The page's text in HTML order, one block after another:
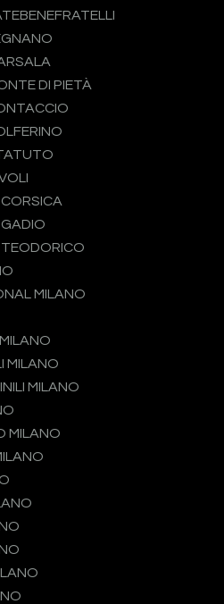
DI PIETÀ
MILANO
MILANO
MILANO
MILANO